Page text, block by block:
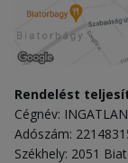
Rendelést
Cégnév:
Adószám:
Székhely: 2051